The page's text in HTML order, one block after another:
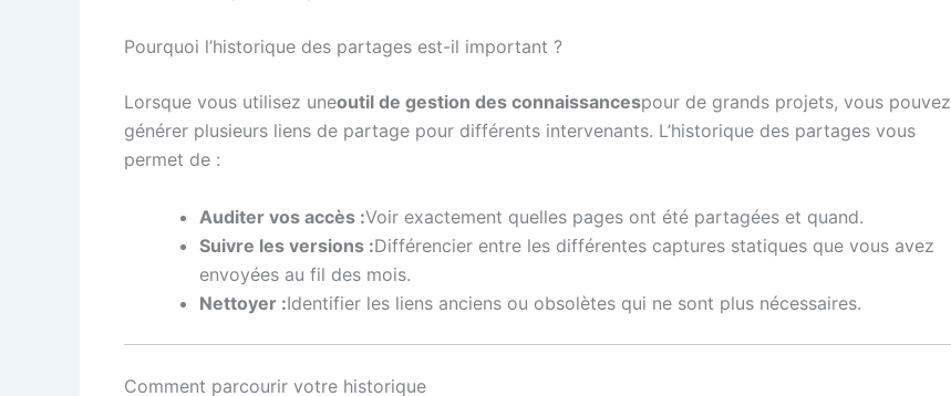
Pourquoi l’historique des partages est-il important ?
Lorsque vous utilisez uneoutil de gestion des connaissancespour de grands projets, vous pouvez
générer plusieurs liens de partage pour différents intervenants. L’historique des partages vous
permet de :
Auditer vos accès :Voir exactement quelles pages ont été partagées et quand.
Suivre les versions :Différencier entre les différentes captures statiques que vous avez
envoyées au fil des mois.
Nettoyer :Identifier les liens anciens ou obsolètes qui ne sont plus nécessaires.
Comment parcourir votre historique